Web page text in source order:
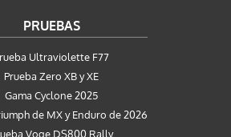
PRUEBAS
Ultraviolette F77
Prueba Zero XB y XE
Gama Cyclone 2025
de MX y Enduro de 2026
Voge DS800 Rally